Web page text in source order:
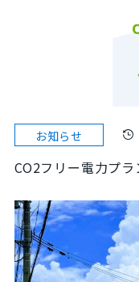
お知らせ
CO2フリー電力プ